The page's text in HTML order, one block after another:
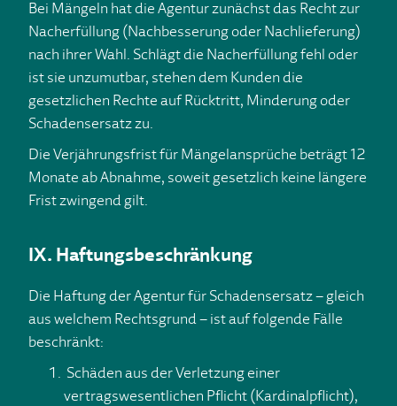
Bei Mängeln hat die Agentur zunächst das Recht zur
Nacherfüllung (Nachbesserung oder Nachlieferung)
nach ihrer Wahl. Schlägt die Nacherfüllung fehl oder
ist sie unzumutbar, stehen dem Kunden die
gesetzlichen Rechte auf Rücktritt, Minderung oder
Schadensersatz zu.
Die Verjährungsfrist für Mängelansprüche beträgt 12
Monate ab Abnahme, soweit gesetzlich keine längere
Frist zwingend gilt.
IX. Haftungsbeschränkung
Die Haftung der Agentur für Schadensersatz – gleich
aus welchem Rechtsgrund – ist auf folgende Fälle
beschränkt:
Schäden aus der Verletzung einer
vertragswesentlichen Pflicht (Kardinalpflicht),